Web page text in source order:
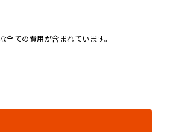
ての費用が含まれています。